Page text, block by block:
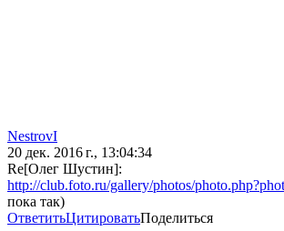
NestrovI
20 дек. 2016 г., 13:04:34
Re[Олег Шустин]:
http://club.foto.ru/gallery/photos/
пока так)
ОтветитьЦитироватьПоделиться